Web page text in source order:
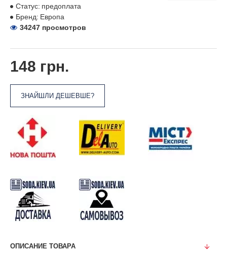
148 грн.
ЗНАЙШЛИ ДЕШЕВШЕ?
Статус: предоплата
Бренд: Европа
34247 просмотров
ОПИСАНИЕ ТОВАРА